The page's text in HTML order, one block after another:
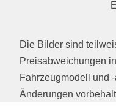
Die Bilder sind
Preisabweichungen
Fahrzeugmodell und
Änderungen